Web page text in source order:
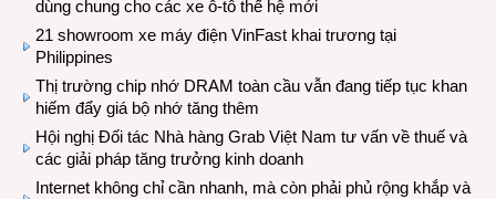
dùng chung cho các xe ô-tô thế hệ mới
21 showroom xe máy điện VinFast khai trương tại
Philippines
Thị trường chip nhớ DRAM toàn cầu vẫn đang tiếp tục khan
hiếm đẩy giá bộ nhớ tăng thêm
Hội nghị Đối tác Nhà hàng Grab Việt Nam tư vấn về thuế và
các giải pháp tăng trưởng kinh doanh
Internet không chỉ cần nhanh, mà còn phải phủ rộng khắp và